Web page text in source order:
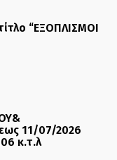
“ΕΞΟΠΛΙΣΜΟΙ
11/07/2026
κ.τ.λ